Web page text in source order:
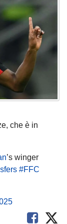
che è in
’s winger
#FFC